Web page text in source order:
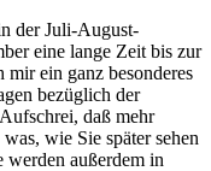
der Juli-August-
eine lange Zeit bis zur
mir ein ganz besonderes
bezüglich der
daß mehr
wie Sie später sehen
werden außerdem in